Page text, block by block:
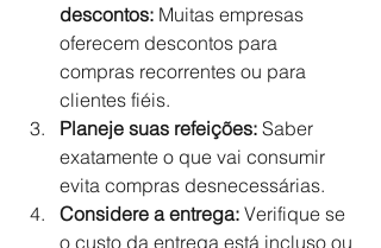
descontos: Muitas empresas
oferecem descontos para
compras recorrentes ou para
clientes fiéis.
Planeje suas refeições: Saber
exatamente o que vai consumir
evita compras desnecessárias.
Considere a entrega: Verifique se
o custo da entrega está incluso ou